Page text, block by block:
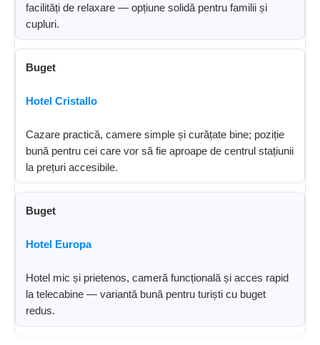
facilități de relaxare — opțiune solidă pentru familii și
cupluri.
Buget
Hotel Cristallo
Cazare practică, camere simple și curățate bine; poziție
bună pentru cei care vor să fie aproape de centrul stațiunii
la prețuri accesibile.
Buget
Hotel Europa
Hotel mic și prietenos, cameră funcțională și acces rapid
la telecabine — variantă bună pentru turiști cu buget
redus.